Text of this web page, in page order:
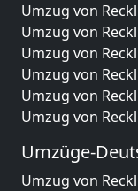
Umzug von
Umzug von
Umzug von
Umzug von
Umzug von
Umzug von
Umzüge-
Umzug von